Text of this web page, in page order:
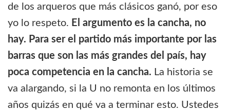
de los arqueros que más clásicos ganó, por eso
yo lo respeto. El argumento es la cancha, no
hay. Para ser el partido más importante por las
barras que son las más grandes del país, hay
poca competencia en la cancha. La historia se
va alargando, si la U no remonta en los últimos
años quizás en qué va a terminar esto. Ustedes